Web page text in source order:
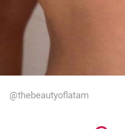
@thebeautyoflatam